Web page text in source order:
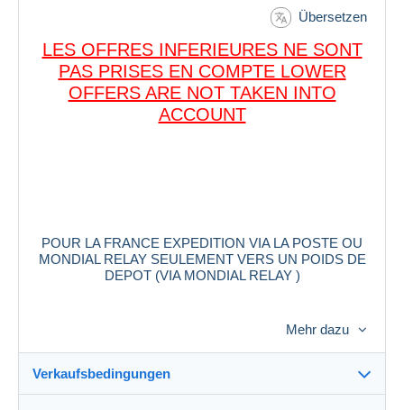
Übersetzen
LES OFFRES INFERIEURES NE SONT
PAS PRISES EN COMPTE LOWER
OFFERS ARE NOT TAKEN INTO
ACCOUNT
POUR LA FRANCE EXPEDITION VIA LA POSTE OU
MONDIAL RELAY SEULEMENT VERS UN POIDS DE
DEPOT (VIA MONDIAL RELAY )
en fonction des possibilites choix du transporteur le
J'INSISTE POUR LA LITTÉRATURE OU LES LOTS
Mehr dazu
Verkaufsbedingungen